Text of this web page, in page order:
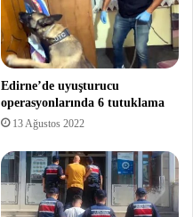
Edirne’de uyuşturucu
operasyonlarında 6 tutuklama
13 Ağustos 2022